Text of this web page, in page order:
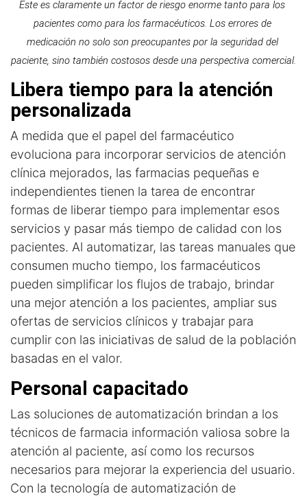
Este es claramente un factor de riesgo enorme tanto para los
pacientes como para los farmacéuticos. Los errores de
medicación no solo son preocupantes por la seguridad del
paciente, sino también costosos desde una perspectiva comercial.
Libera tiempo para la atención
personalizada
A medida que el papel del farmacéutico
evoluciona para incorporar servicios de atención
clínica mejorados, las farmacias pequeñas e
independientes tienen la tarea de encontrar
formas de liberar tiempo para implementar esos
servicios y pasar más tiempo de calidad con los
pacientes. Al automatizar, las tareas manuales que
consumen mucho tiempo, los farmacéuticos
pueden simplificar los flujos de trabajo, brindar
una mejor atención a los pacientes, ampliar sus
ofertas de servicios clínicos y trabajar para
cumplir con las iniciativas de salud de la población
basadas en el valor.
Personal capacitado
Las soluciones de automatización brindan a los
técnicos de farmacia información valiosa sobre la
atención al paciente, así como los recursos
necesarios para mejorar la experiencia del usuario.
Con la tecnología de automatización de